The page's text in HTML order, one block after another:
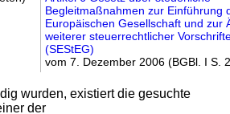
Begleitmaßnahmen zur Einführung
Europäischen Gesellschaft und zur
weiterer steuerrechtlicher
(SEStEG)
vom 7. Dezember 2006 (BGBl. I S.
wurden, existiert die gesuchte
der